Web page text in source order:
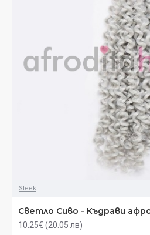
Sleek
Светло Сиво - Къдрави
10.25€ (20.05 лв)